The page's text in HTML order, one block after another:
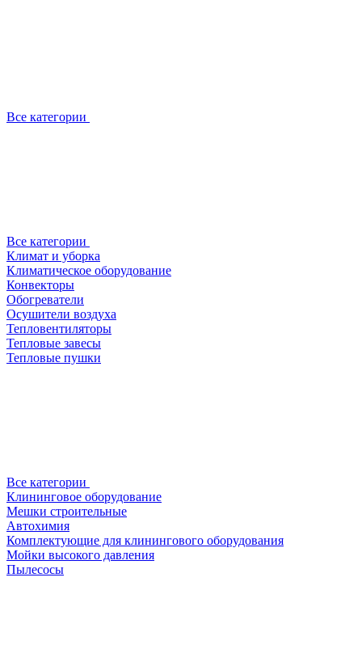
Все категории
Все категории
Климат и уборка
Климатическое оборудование
Конвекторы
Обогреватели
Осушители воздуха
Тепловентиляторы
Тепловые завесы
Тепловые пушки
Все категории
Клининговое оборудование
Мешки строительные
Автохимия
Комплектующие для клинингового оборудования
Мойки высокого давления
Пылесосы